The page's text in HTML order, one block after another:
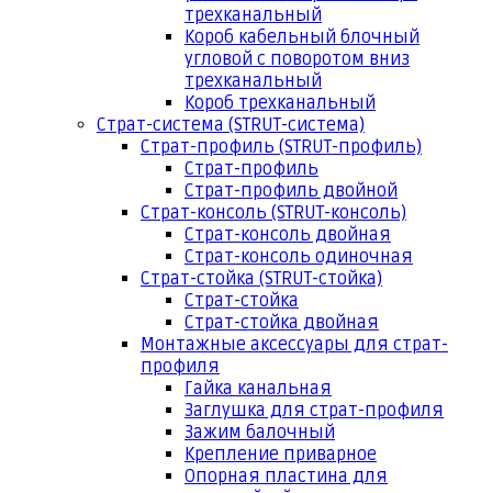
трехканальный
Короб кабельный блочный
угловой с поворотом вниз
трехканальный
Короб трехканальный
Страт-система (STRUT-система)
Страт-профиль (STRUT-профиль)
Страт-профиль
Страт-профиль двойной
Страт-консоль (STRUT-консоль)
Страт-консоль двойная
Страт-консоль одиночная
Страт-стойка (STRUT-стойка)
Страт-стойка
Страт-стойка двойная
Монтажные аксессуары для страт-
профиля
Гайка канальная
Заглушка для страт-профиля
Зажим балочный
Крепление приварное
Опорная пластина для